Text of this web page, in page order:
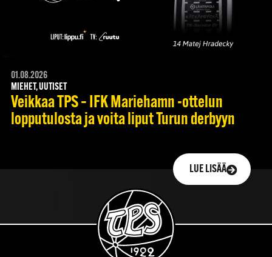
01.08.2026
MIEHET, UUTISET
Veikkaa TPS – IFK Mariehamn -ottelun
lopputulosta ja voita liput Turun derbyyn
LUE LISÄÄ